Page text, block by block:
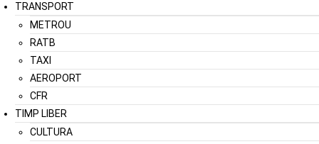
TRANSPORT
METROU
RATB
TAXI
AEROPORT
CFR
TIMP LIBER
CULTURA